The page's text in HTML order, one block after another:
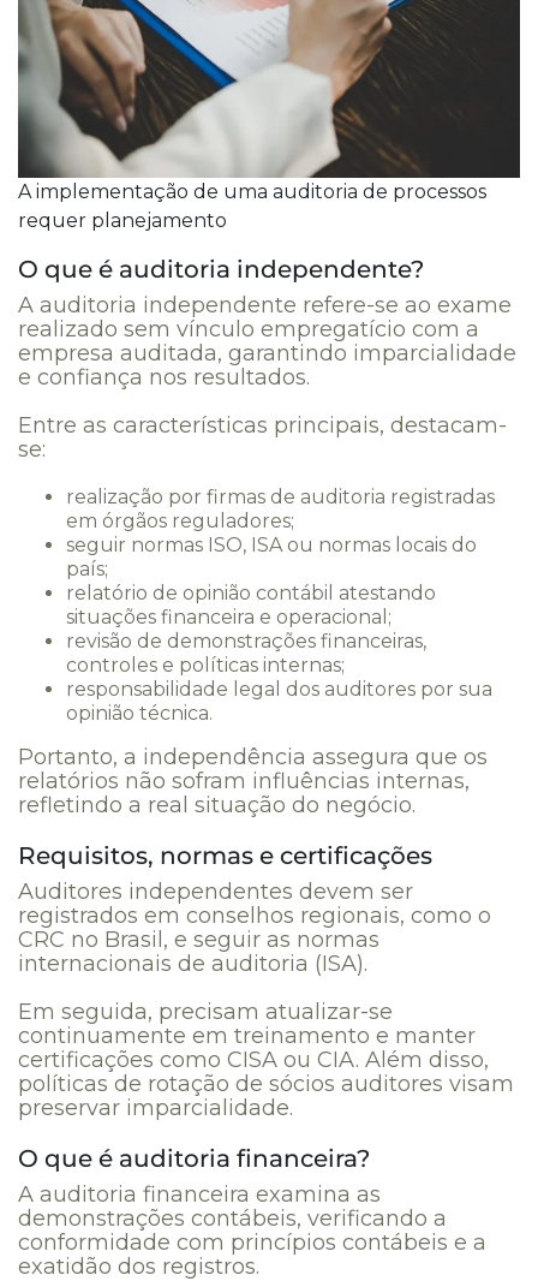
A implementação de uma auditoria de processos
requer planejamento
O que é auditoria independente?
A auditoria independente refere-se ao exame
realizado sem vínculo empregatício com a
empresa auditada, garantindo imparcialidade
e confiança nos resultados.
Entre as características principais, destacam-
se:
realização por firmas de auditoria registradas
em órgãos reguladores;
seguir normas ISO, ISA ou normas locais do
país;
relatório de opinião contábil atestando
situações financeira e operacional;
revisão de demonstrações financeiras,
controles e políticas internas;
responsabilidade legal dos auditores por sua
opinião técnica.
Portanto, a independência assegura que os
relatórios não sofram influências internas,
refletindo a real situação do negócio.
Requisitos, normas e certificações
Auditores independentes devem ser
registrados em conselhos regionais, como o
CRC no Brasil, e seguir as normas
internacionais de auditoria (ISA).
Em seguida, precisam atualizar-se
continuamente em treinamento e manter
certificações como CISA ou CIA. Além disso,
políticas de rotação de sócios auditores visam
preservar imparcialidade.
O que é auditoria financeira?
A auditoria financeira examina as
demonstrações contábeis, verificando a
conformidade com princípios contábeis e a
exatidão dos registros.